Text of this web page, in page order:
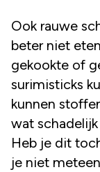
Ook rauwe
beter niet
gekookte of
surimisticks
kunnen
wat
Heb je dit
je niet